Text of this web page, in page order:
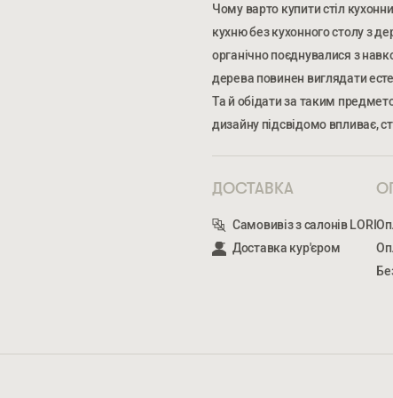
Чому варто купити стіл
кухню без кухонного столу з
органічно поєднувалися з
дерева повинен виглядати
Та й обідати за таким
дизайну підсвідомо впливає,
ДОСТАВКА
Самовивіз з салонів LORI
Доставка кур'єром
ВВЕДІТЬ ВАШЕ ПРІЗВИЩЕ ТА ІМ’Я *
КІЛЬКІСТЬ ТА ОСОБЛИВІ ПОБАЖАННЯ